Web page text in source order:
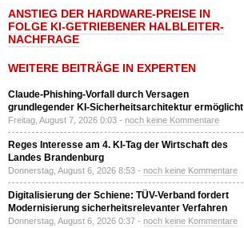
ANSTIEG DER HARDWARE-PREISE IN
FOLGE KI-GETRIEBENER HALBLEITER-
NACHFRAGE
WEITERE BEITRÄGE IN EXPERTEN
Claude-Phishing-Vorfall durch Versagen
grundlegender KI-Sicherheitsarchitektur ermöglicht
Freitag, August 7, 2026 0:03 - noch keine Kommentare
Reges Interesse am 4. KI-Tag der Wirtschaft des
Landes Brandenburg
Donnerstag, August 6, 2026 8:53 - noch keine Kommentare
Digitalisierung der Schiene: TÜV-Verband fordert
Modernisierung sicherheitsrelevanter Verfahren
Donnerstag, August 6, 2026 0:37 - noch keine Kommentare